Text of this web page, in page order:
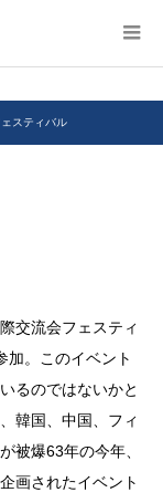
スティバル
交流会フェスティ
加。このイベント
るのではないかと
韓国、中国、フィ
被爆63年の今年、
画されたイベント